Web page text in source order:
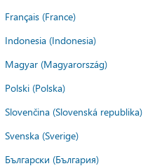
Français (France)
Indonesia (Indonesia)
Magyar (Magyarország)
Polski (Polska)
Slovenčina (Slovenská republika)
Svenska (Sverige)
Български (България)